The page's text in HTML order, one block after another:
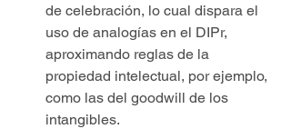
de celebración, lo cual dispara el
uso de analogías en el DIPr,
aproximando reglas de la
propiedad intelectual, por ejemplo,
como las del goodwill de los
intangibles.